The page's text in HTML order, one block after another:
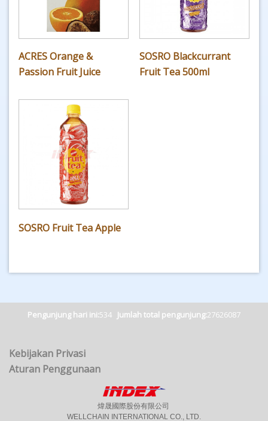
ACRES Orange &
Passion Fruit Juice
SOSRO Blackcurrant
Fruit Tea 500ml
SOSRO Fruit Tea Apple
Pengunjung hari ini:534 Jumlah total pengunjung:27626087
Kebijakan Privasi
Aturan Penggunaan
煒晟國際股份有限公司
WELLCHAIN INTERNATIONAL CO., LTD.